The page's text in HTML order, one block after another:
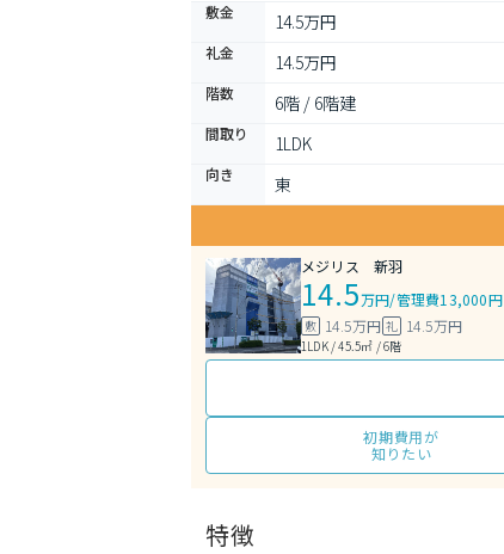
敷金 14.5万円
礼金 14.5万円
階数 6階 / 6階建
間取り 1LDK
向き
東
メジリス 新羽
14.5万円/管理費13,000円
敷 14.5万円 礼 14.5万円
1LDK / 45.5㎡ / 6階
初期費用が
知りたい
特徴